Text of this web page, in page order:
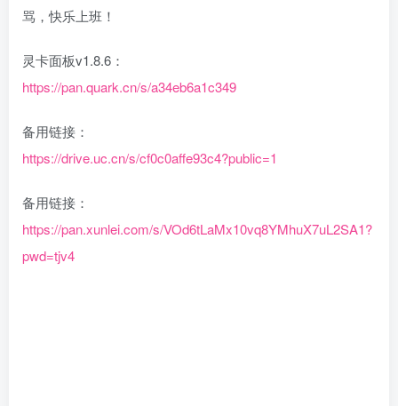
骂，快乐上班！
灵卡面板v1.8.6：
https://pan.quark.cn/s/a34eb6a1c349
备用链接：
https://drive.uc.cn/s/cf0c0affe93c4?public=1
备用链接：
https://pan.xunlei.com/s/VOd6tLaMx10vq8YMhuX7uL2SA1?
pwd=tjv4